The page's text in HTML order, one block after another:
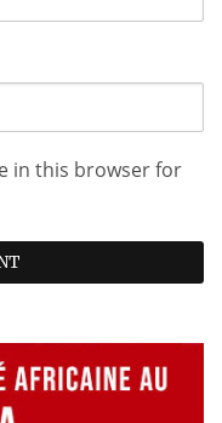
in this browser for